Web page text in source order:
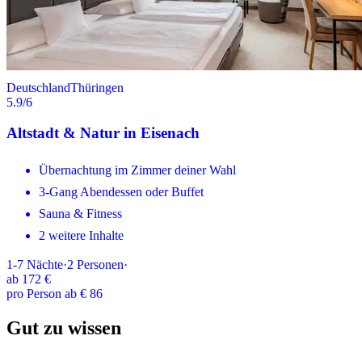
DeutschlandThüringen
5.9/6
Altstadt & Natur in Eisenach
Übernachtung im Zimmer deiner Wahl
3-Gang Abendessen oder Buffet
Sauna & Fitness
2 weitere Inhalte
1-7 Nächte·2 Personen·
ab 172 €
pro Person ab € 86
Gut zu wissen